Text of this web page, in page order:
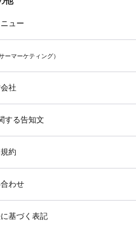
ュー
ーマーケティング）
社
する告知文
約
わせ
基づく表記